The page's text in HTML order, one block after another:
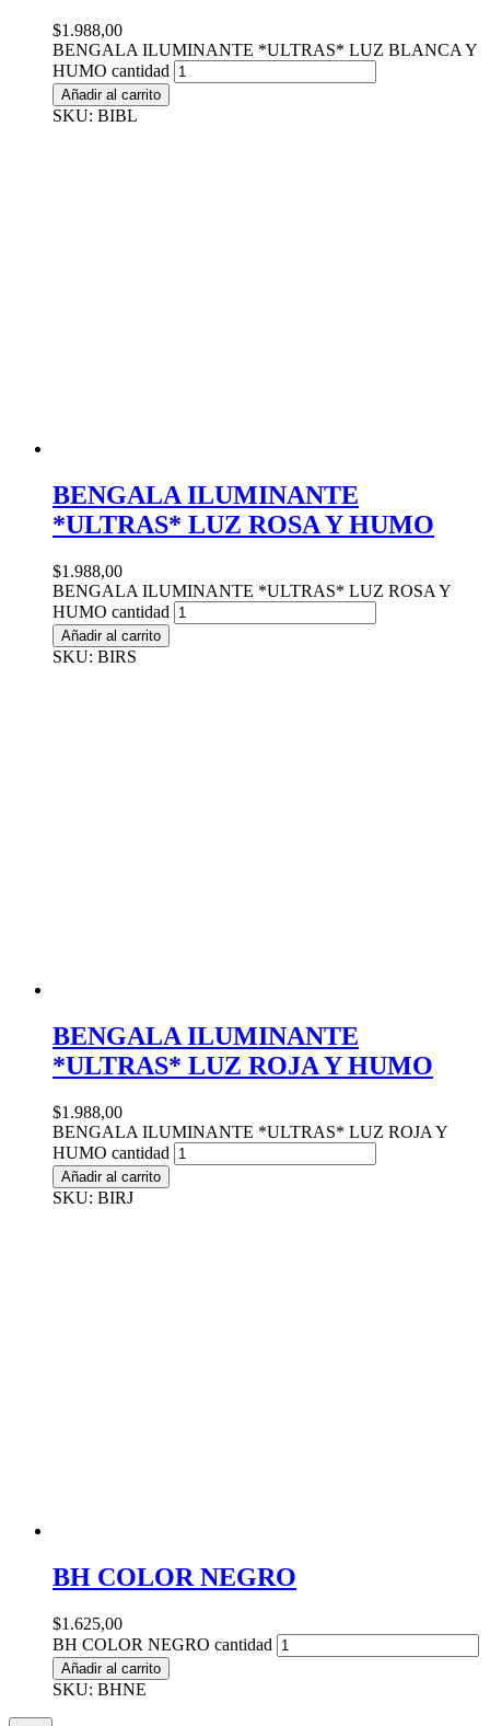
$1.988,00
BENGALA ILUMINANTE *ULTRAS* LUZ BLANCA Y
HUMO cantidad
Añadir al carrito
SKU: BIBL
BENGALA ILUMINANTE
*ULTRAS* LUZ ROSA Y HUMO
$1.988,00
BENGALA ILUMINANTE *ULTRAS* LUZ ROSA Y
HUMO cantidad
Añadir al carrito
SKU: BIRS
BENGALA ILUMINANTE
*ULTRAS* LUZ ROJA Y HUMO
$1.988,00
BENGALA ILUMINANTE *ULTRAS* LUZ ROJA Y
HUMO cantidad
Añadir al carrito
SKU: BIRJ
BH COLOR NEGRO
$1.625,00
BH COLOR NEGRO cantidad
Añadir al carrito
SKU: BHNE